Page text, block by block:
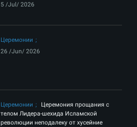
5 /Jul/ 2026
Церемонии
26 /Jun/ 2026
Церемонии
Церемония прощания с
телом Лидера-шехида Исламской
революции неподалеку от хусейние